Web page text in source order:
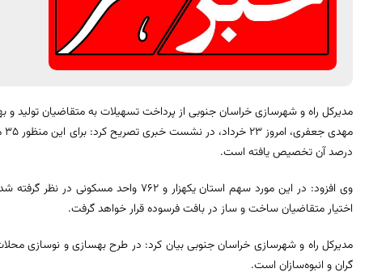
مدیرکل راه و شهرسازی خراسان جنوبی از پرداخت تسهیلات به متقاضیان
درصد آن تخصیص یافته است.
وی افزود: در این مورد سهم استان یکهزار و
اختیار متقاضیان ساخت و ساز در بافت فرسوده قرار خواهد گرفت.
مدیرکل راه و شهرسازی خراسان جنوبی بیان کرد: در طرح بهسازی و نوسازی
گران و انبوه‌سازان است.